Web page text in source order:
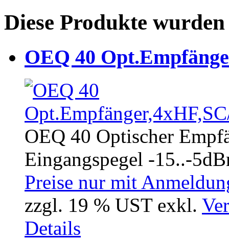
Diese Produkte
OEQ 40
OEQ 40 Optischer
Eingangspegel -15..-
Preise nur mit
zzgl. 19 % UST exkl.
Details